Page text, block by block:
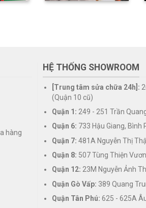
hàng
HỆ THỐNG SHOWROOM
[Trung tâm sửa chữa 24h]:
(Quận 10 cũ)
Quận 1: 249 - 251 Trần
Quận 6: 733 Hậu Giang, Bình
Quận 7: 481A Nguyễn Thị
Quận 8: 507 Tùng Thiện
Quận 12: 23M Nguyễn Ảnh
Quận Gò Vấp: 389 Quang
Quận Tân Phú: 625 - 625A